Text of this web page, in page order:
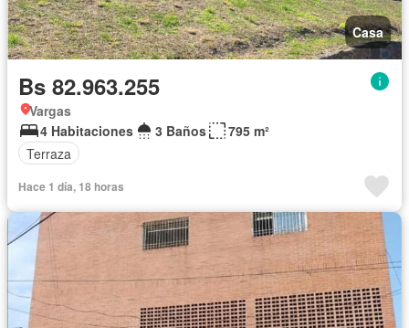
Casa
Bs 82.963.255
Vargas
4 Habitaciones
3 Baños
795 m²
Terraza
Hace 1 día, 18 horas